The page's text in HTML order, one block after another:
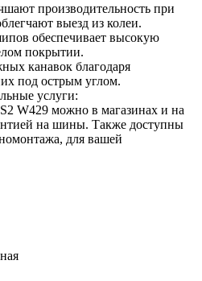
производительность при
выезд из колеи.
обеспечивает высокую
покрытии.
канавок благодаря
под острым углом.
услуги:
W429 можно в магазинах и на
на шины. Также доступны
для вашей